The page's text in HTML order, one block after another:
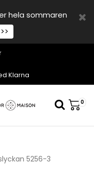
hela sommaren
Klarna
0
5256-3